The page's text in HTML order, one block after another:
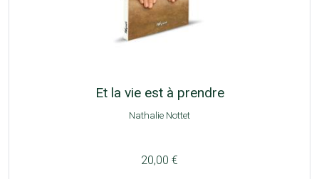
Et la vie est à prendre
Nathalie Nottet
20,00 €